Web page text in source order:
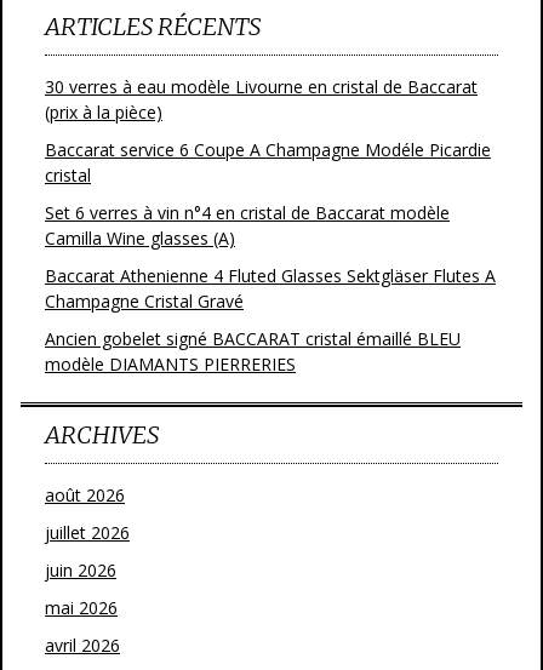
ARTICLES RÉCENTS
30 verres à eau modèle Livourne en cristal de Baccarat
(prix à la pièce)
Baccarat service 6 Coupe A Champagne Modéle Picardie
cristal
Set 6 verres à vin n°4 en cristal de Baccarat modèle
Camilla Wine glasses (A)
Baccarat Athenienne 4 Fluted Glasses Sektgläser Flutes A
Champagne Cristal Gravé
Ancien gobelet signé BACCARAT cristal émaillé BLEU
modèle DIAMANTS PIERRERIES
ARCHIVES
août 2026
juillet 2026
juin 2026
mai 2026
avril 2026